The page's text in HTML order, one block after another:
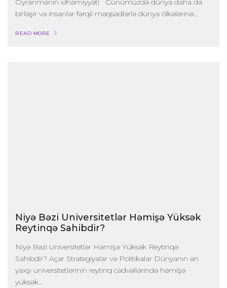
Öyrənmənin Əhəmiyyəti Günümüzdə dünya daha da
birləşir və insanlar fərqli məqsədlərlə dünya ölkələrinə...
READ MORE
Niyə Bəzi Universitetlər Həmişə Yüksək
Reytinqə Sahibdir?
Niyə Bəzi Universitetlər Həmişə Yüksək Reytinqə
Sahibdir? Açar Strategiyalar və Politikalar Dünyanın ən
yaxşı universitetlərinin reytinq cədvəllərində həmişə
yüksək...